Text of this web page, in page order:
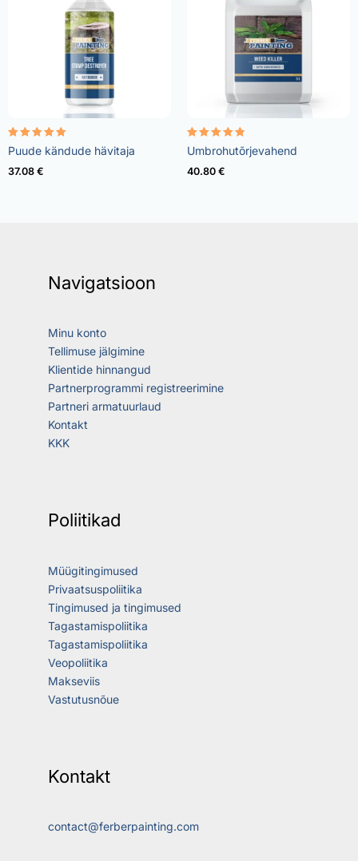
Rated
5.00
out of 5
Puude kändude hävitaja
37.08 €
Rated
4.73
out of 5
Umbrohutõrjevahend
40.80 €
Navigatsioon
Minu konto
Tellimuse jälgimine
Klientide hinnangud
Partnerprogrammi registreerimine
Partneri armatuurlaud
Kontakt
KKK
Poliitikad
Müügitingimused
Privaatsuspoliitika
Tingimused ja tingimused
Tagastamispoliitika
Tagastamispoliitika
Veopoliitika
Makseviis
Vastutusnõue
Kontakt
contact@ferberpainting.com